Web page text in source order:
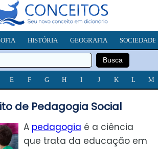
HISTÓRIA GEOGRAFIA SOCIEDADE
E F G H I J K L M
de Pedagogia Social
A pedagogia é a ciência
que trata da educação em